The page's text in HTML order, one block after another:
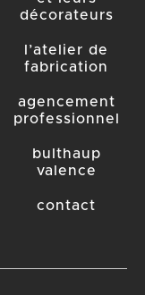
décorateurs
l’atelier de
fabrication
agencement
professionnel
bulthaup
valence
contact